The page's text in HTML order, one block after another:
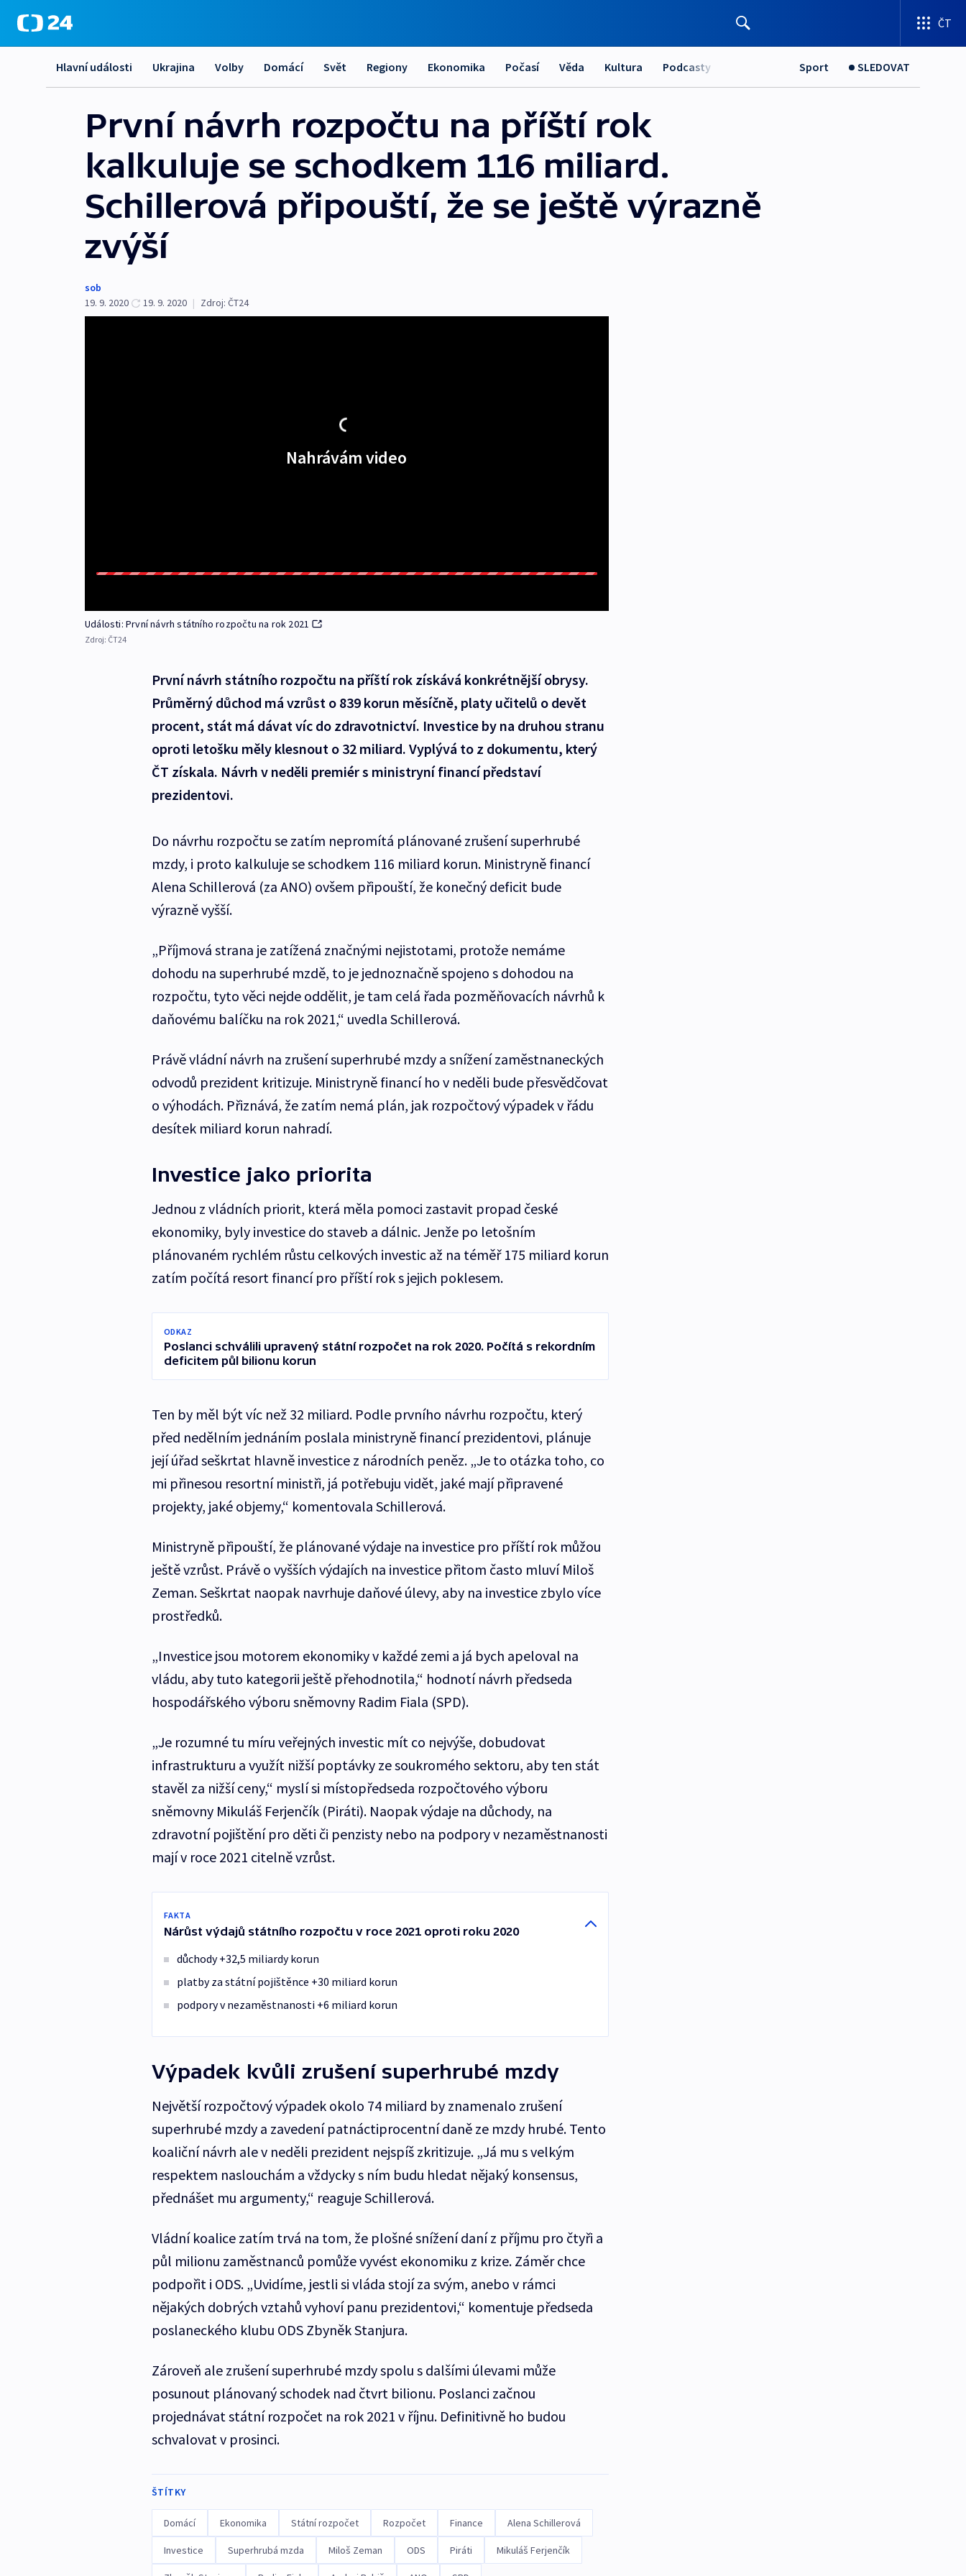
ČT
Hlavní události Ukrajina Volby Domácí Svět Regiony Ekonomika Počasí Věda Kultura Podcasty Sport SLEDOVAT
První návrh rozpočtu na příští rok
kalkuluje se schodkem 116 miliard.
Schillerová připouští, že se ještě výrazně
zvýší
sob
19. 9. 2020
19. 9. 2020 | Zdroj: ČT24
Nahrávám video
Události: První návrh státního rozpočtu na rok 2021
Zdroj: ČT24
První návrh státního rozpočtu na příští rok získává konkrétnější obrysy.
Průměrný důchod má vzrůst o 839 korun měsíčně, platy učitelů o devět
procent, stát má dávat víc do zdravotnictví. Investice by na druhou stranu
oproti letošku měly klesnout o 32 miliard. Vyplývá to z dokumentu, který
ČT získala. Návrh v neděli premiér s ministryní financí představí
prezidentovi.
Do návrhu rozpočtu se zatím nepromítá plánované zrušení superhrubé
mzdy, i proto kalkuluje se schodkem 116 miliard korun. Ministryně financí
Alena Schillerová (za ANO) ovšem připouští, že konečný deficit bude
výrazně vyšší.
„Příjmová strana je zatížená značnými nejistotami, protože nemáme
dohodu na superhrubé mzdě, to je jednoznačně spojeno s dohodou na
rozpočtu, tyto věci nejde oddělit, je tam celá řada pozměňovacích návrhů k
daňovému balíčku na rok 2021,“ uvedla Schillerová.
Právě vládní návrh na zrušení superhrubé mzdy a snížení zaměstnaneckých
odvodů prezident kritizuje. Ministryně financí ho v neděli bude přesvědčovat
o výhodách. Přiznává, že zatím nemá plán, jak rozpočtový výpadek v řádu
desítek miliard korun nahradí.
Investice jako priorita
Jednou z vládních priorit, která měla pomoci zastavit propad české
ekonomiky, byly investice do staveb a dálnic. Jenže po letošním
plánovaném rychlém růstu celkových investic až na téměř 175 miliard korun
zatím počítá resort financí pro příští rok s jejich poklesem.
ODKAZ
Poslanci schválili upravený státní rozpočet na rok 2020. Počítá s rekordním
deficitem půl bilionu korun
Ten by měl být víc než 32 miliard. Podle prvního návrhu rozpočtu, který
před nedělním jednáním poslala ministryně financí prezidentovi, plánuje
její úřad seškrtat hlavně investice z národních peněz. „Je to otázka toho, co
mi přinesou resortní ministři, já potřebuju vidět, jaké mají připravené
projekty, jaké objemy,“ komentovala Schillerová.
Ministryně připouští, že plánované výdaje na investice pro příští rok můžou
ještě vzrůst. Právě o vyšších výdajích na investice přitom často mluví Miloš
Zeman. Seškrtat naopak navrhuje daňové úlevy, aby na investice zbylo více
prostředků.
„Investice jsou motorem ekonomiky v každé zemi a já bych apeloval na
vládu, aby tuto kategorii ještě přehodnotila,“ hodnotí návrh předseda
hospodářského výboru sněmovny Radim Fiala (SPD).
„Je rozumné tu míru veřejných investic mít co nejvýše, dobudovat
infrastrukturu a využít nižší poptávky ze soukromého sektoru, aby ten stát
stavěl za nižší ceny,“ myslí si místopředseda rozpočtového výboru
sněmovny Mikuláš Ferjenčík (Piráti). Naopak výdaje na důchody, na
zdravotní pojištění pro děti či penzisty nebo na podpory v nezaměstnanosti
mají v roce 2021 citelně vzrůst.
FAKTA
Nárůst výdajů státního rozpočtu v roce 2021 oproti roku 2020
důchody +32,5 miliardy korun
platby za státní pojištěnce +30 miliard korun
podpory v nezaměstnanosti +6 miliard korun
Výpadek kvůli zrušení superhrubé mzdy
Největší rozpočtový výpadek okolo 74 miliard by znamenalo zrušení
superhrubé mzdy a zavedení patnáctiprocentní daně ze mzdy hrubé. Tento
koaliční návrh ale v neděli prezident nejspíš zkritizuje. „Já mu s velkým
respektem naslouchám a vždycky s ním budu hledat nějaký konsensus,
přednášet mu argumenty,“ reaguje Schillerová.
Vládní koalice zatím trvá na tom, že plošné snížení daní z příjmu pro čtyři a
půl milionu zaměstnanců pomůže vyvést ekonomiku z krize. Záměr chce
podpořit i ODS. „Uvidíme, jestli si vláda stojí za svým, anebo v rámci
nějakých dobrých vztahů vyhoví panu prezidentovi,“ komentuje předseda
poslaneckého klubu ODS Zbyněk Stanjura.
Zároveň ale zrušení superhrubé mzdy spolu s dalšími úlevami může
posunout plánovaný schodek nad čtvrt bilionu. Poslanci začnou
projednávat státní rozpočet na rok 2021 v říjnu. Definitivně ho budou
schvalovat v prosinci.
ŠTÍTKY
Domácí Ekonomika Státní rozpočet Rozpočet Finance Alena Schillerová
Investice Superhrubá mzda Miloš Zeman ODS Piráti Mikuláš Ferjenčík